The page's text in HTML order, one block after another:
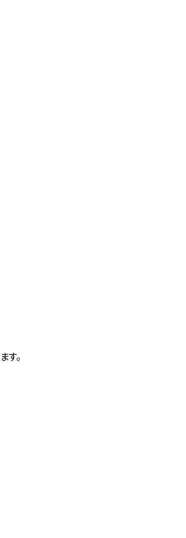
す。